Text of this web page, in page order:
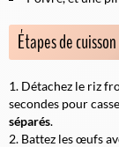
Étapes de
Détachez le riz
secondes pour
séparés.
Battez les œufs